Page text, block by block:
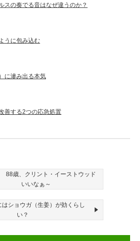
スの奏でる音はなぜ違うのか？
うに包み込む
に滲み出る本気
善する2つの応急処置
88歳、クリント・イーストウッド
いいなぁ～
ショウガ（生姜）が効くらし
い？